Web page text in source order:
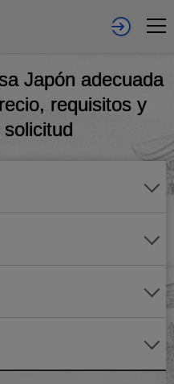
Japón adecuada
requisitos y